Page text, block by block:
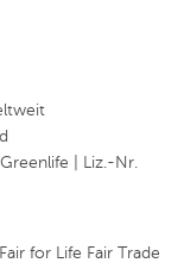
| Liz.-Nr.
for Life Fair Trade